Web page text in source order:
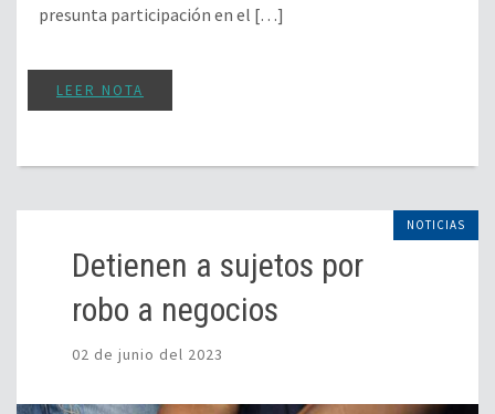
presunta participación en el […]
LEER NOTA
NOTICIAS
Detienen a sujetos por
robo a negocios
02 de junio del 2023